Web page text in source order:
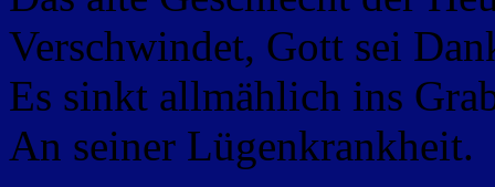
Verschwindet, Gott sei
Es sinkt allmählich ins
An seiner Lügenkrankheit.